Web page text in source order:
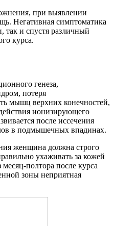
при выявлении
Негативная симптоматика
так и спустя различный
курса.
генеза,
потеря
мышц верхних конечностей,
ионизирующего
после иссечения
в подмышечных впадинах.
женщина должна строго
ухаживать за кожей
полтора после курса
зоны неприятная